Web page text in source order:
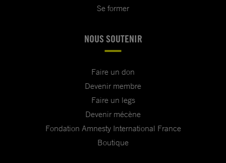
Se former
NOUS SOUTENIR
Faire un don
Devenir membre
Faire un legs
Devenir mécène
Fondation Amnesty International France
Boutique